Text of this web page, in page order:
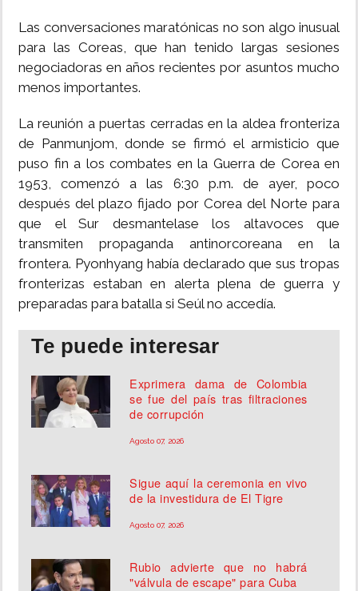
Las conversaciones maratónicas no son algo inusual
para las Coreas, que han tenido largas sesiones
negociadoras en años recientes por asuntos mucho
menos importantes.
La reunión a puertas cerradas en la aldea fronteriza
de Panmunjom, donde se firmó el armisticio que
puso fin a los combates en la Guerra de Corea en
1953, comenzó a las 6:30 p.m. de ayer, poco
después del plazo fijado por Corea del Norte para
que el Sur desmantelase los altavoces que
transmiten propaganda antinorcoreana en la
frontera. Pyonhyang había declarado que sus tropas
fronterizas estaban en alerta plena de guerra y
preparadas para batalla si Seúl no accedía.
Te puede interesar
Exprimera dama de Colombia
se fue del país tras filtraciones
de corrupción
Agosto 07, 2026
Sigue aquí la ceremonia en vivo
de la investidura de El Tigre
Agosto 07, 2026
Rubio advierte que no habrá
"válvula de escape" para Cuba